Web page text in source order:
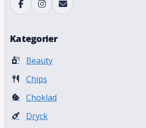
Kategorier
Beauty
Chips
Choklad
Dryck